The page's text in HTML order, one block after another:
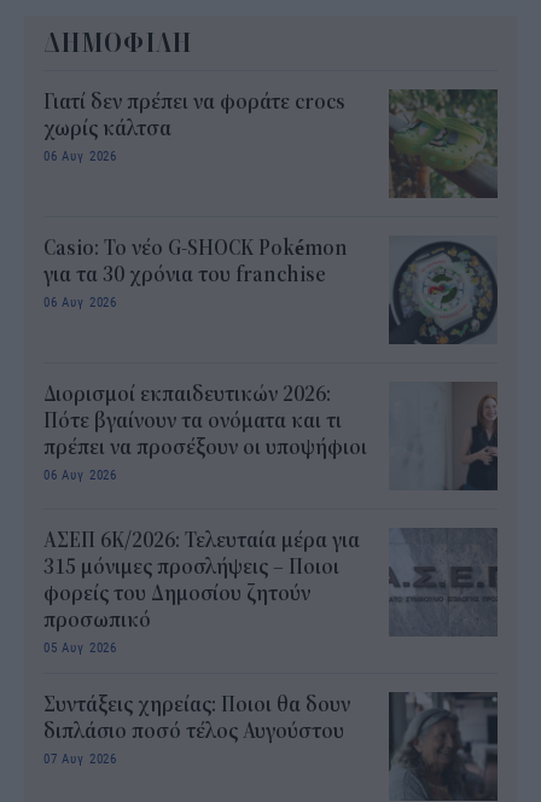
ΔΗΜΟΦΙΛΗ
Γιατί δεν πρέπει να φοράτε crocs
χωρίς κάλτσα
06 Αυγ 2026
Casio: Το νέο G-SHOCK Pokémon
για τα 30 χρόνια του franchise
06 Αυγ 2026
Διορισμοί εκπαιδευτικών 2026:
Πότε βγαίνουν τα ονόματα και τι
πρέπει να προσέξουν οι υποψήφιοι
06 Αυγ 2026
ΑΣΕΠ 6Κ/2026: Τελευταία μέρα για
315 μόνιμες προσλήψεις – Ποιοι
φορείς του Δημοσίου ζητούν
προσωπικό
05 Αυγ 2026
Συντάξεις χηρείας: Ποιοι θα δουν
διπλάσιο ποσό τέλος Αυγούστου
07 Αυγ 2026